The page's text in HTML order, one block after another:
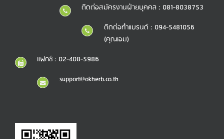
ติดต่อสมัครงานฝ่ายบุคคล : 081-8038753
ติดต่อทำแบรนด์ : 094-5481056
(คุณเอม)
แฟกซ์ : 02-408-5986
support@okherb.co.th